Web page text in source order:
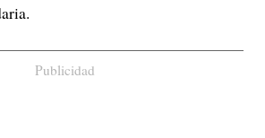
Publicidad